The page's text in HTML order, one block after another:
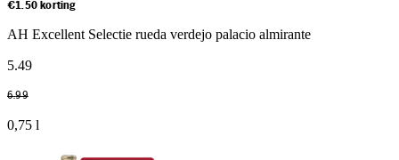
€1.50 korting
AH Excellent Selectie rueda verdejo palacio almirante
5.49
6.99
0,75 l